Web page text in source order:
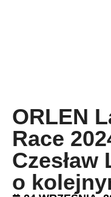
ORLEN
Race
o